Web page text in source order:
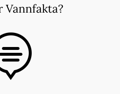
Vannfakta?